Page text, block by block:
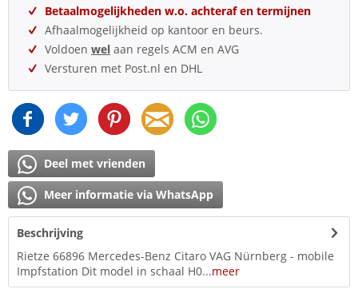
Betaalmogelijkheden w.o. achteraf en termijnen
Afhaalmogelijkheid op kantoor en beurs.
Voldoen wel aan regels ACM en AVG
Versturen met Post.nl en DHL
Deel met vrienden
Meer informatie via WhatsApp
Beschrijving
Rietze 66896 Mercedes-Benz Citaro VAG Nürnberg - mobile
Impfstation Dit model in schaal H0...meer